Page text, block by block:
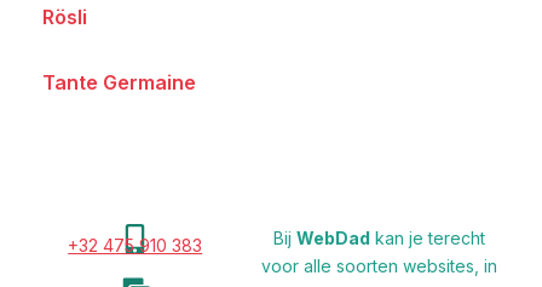
Rösli
Tante Germaine
Bij WebDad kan je terecht
voor alle soorten websites, in
+32 475 910 383